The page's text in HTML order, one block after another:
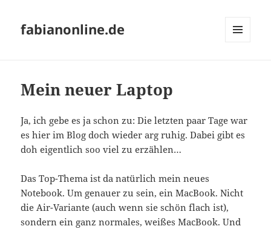
fabianonline.de
Mein neuer Laptop
Ja, ich gebe es ja schon zu: Die letzten paar Tage war
es hier im Blog doch wieder arg ruhig. Dabei gibt es
doh eigentlich soo viel zu erzählen…
Das Top-Thema ist da natürlich mein neues
Notebook. Um genauer zu sein, ein MacBook. Nicht
die Air-Variante (auch wenn sie schön flach ist),
sondern ein ganz normales, weißes MacBook. Und